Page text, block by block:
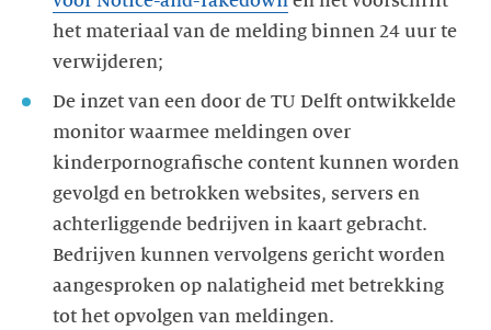
het materiaal van de melding binnen 24 uur te
verwijderen;
De inzet van een door de TU Delft ontwikkelde
monitor waarmee meldingen over
kinderpornografische content kunnen worden
gevolgd en betrokken websites, servers en
achterliggende bedrijven in kaart gebracht.
Bedrijven kunnen vervolgens gericht worden
aangesproken op nalatigheid met betrekking
tot het opvolgen van meldingen.